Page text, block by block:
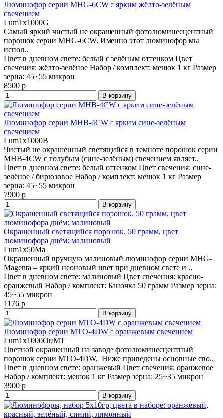
Люминофор серии MHG-6CW с ярким жёлто-зелёным
свечением
Lum1x1000G
Самый яркий чистый не окрашенный фотолюминесцентный
порошок серии MHG-6CW. Именно этот люминофор мы
испол..
Цвет в дневном свете: белый с зелёным оттенком Цвет
свечения: жёлто-зелёное Набор / комплект: мешок 1 кг Размер
зерна: 45~55 микрон
8500 р
В корзину
Люминофор серии MHB-4CW с ярким сине-зелёным
свечением
Lum1x1000B
Чистый не окрашенный светящийся в темноте порошок серии
MHB-4CW с голубым (сине-зелёным) свечением являет..
Цвет в дневном свете: белый оттенком Цвет свечения: сине-
зелёное / бирюзовое Набор / комплект: мешок 1 кг Размер
зерна: 45~55 микрон
7900 р
В корзину
Окрашенный светящийся порошок, 50 грамм, цвет
люминофора днём: малиновый
Lum1x50Ma
Окрашенный вручную малиновый люминофор серии MHG-
Magenta – яркий неоновый цвет при дневном свете и ..
Цвет в дневном свете: малиновый Цвет свечения: красно-
оранжевый Набор / комплект: Баночка 50 грамм Размер зерна:
45~55 микрон
1176 р
В корзину
Люминофор серии MTO-4DW с оранжевым свечением
Lum1x1000Or/MT
Цветной окрашенный на заводе фотолюминесцентный
порошок серии MTO-4DW. Ниже приведены основные сво..
Цвет в дневном свете: оранжевый Цвет свечения: оранжевое
Набор / комплект: мешок 1 кг Размер зерна: 25~35 микрон
3900 р
В корзину